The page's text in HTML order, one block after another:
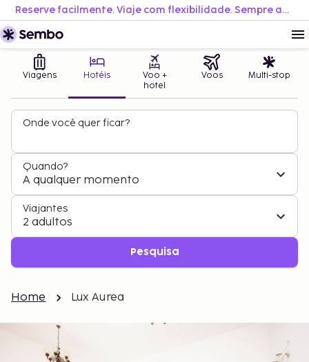
Reserve facilmente. Viaje com flexibilidade. Sempre ao melhor preço.
Viagens Hotéis
Voo +
hotel
Voos Multi-stop
Onde você quer ficar?
Quando?
A qualquer momento
Viajantes
2 adultos
Pesquisa
Home Lux Aurea